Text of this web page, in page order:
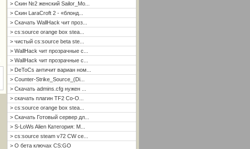
> Скин №2 женский Sailor_Mo...
> Скин LaraCroft 2 - «блонд...
> Скачать WallHack чит проз...
> cs:source orange box stea...
> чистый cs:source beta ste...
> WallHack чит прозрачные с...
> WallHack чит прозрачные с...
> DeToCs античит вариан ном...
> Counter-Strike_Source_(Di...
> Скачать admins.cfg нужен ...
> скачать плагин TF2 Co-O...
> cs:source orange box stea...
> Скачать Готовый сервер дл...
> S-LoWs Alien Категория: М...
> cs:source steam v72 CW се...
> О бета ключах CS:GO